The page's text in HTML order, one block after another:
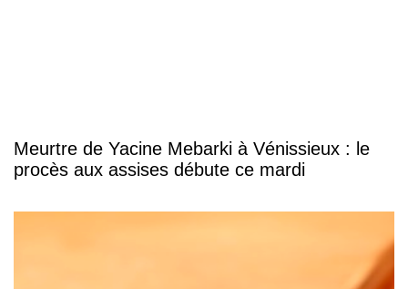
Meurtre de Yacine Mebarki à Vénissieux : le
procès aux assises débute ce mardi